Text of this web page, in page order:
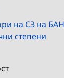
на СЗ на БАН
степени